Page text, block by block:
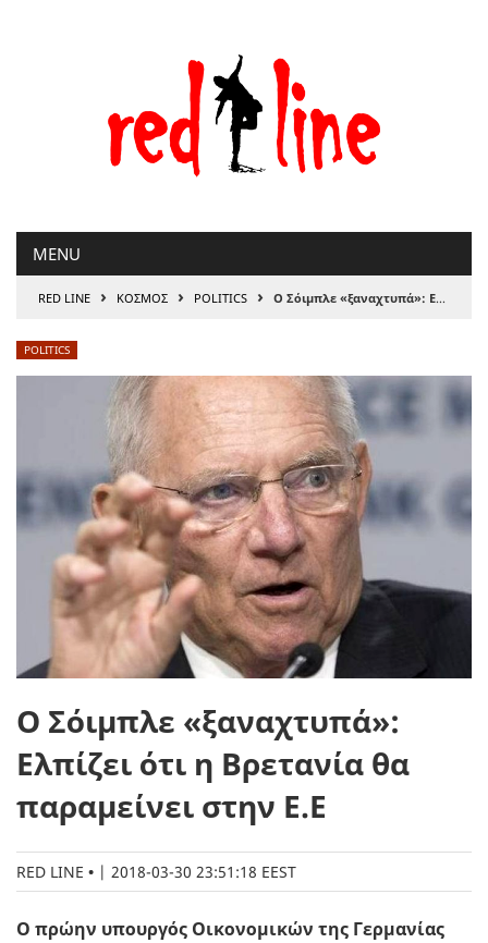
MENU
RED LINE › ΚΟΣΜΟΣ › POLITICS › Ο Σόιμπλε «ξαναχτυπά»: Ελπίζει ότι η Βρετανία θα παραμείνει στην Ε.Ε
POLITICS
Ο Σόιμπλε «ξαναχτυπά»:
Ελπίζει ότι η Βρετανία θα
παραμείνει στην Ε.Ε
RED LINE | 2018-03-30 23:51:18 EEST
Ο πρώην υπουργός Οικονομικών της Γερμανίας